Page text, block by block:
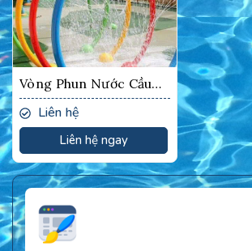
Vòng Phun Nước Cầu
VồngLiên hệ
Liên hệ ngay